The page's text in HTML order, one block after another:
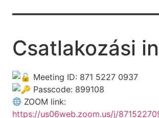
Csatlakozási
Meeting ID: 871 5227 0937
Passcode: 899108
ZOOM link:
https://us06web.zoom.us/j/